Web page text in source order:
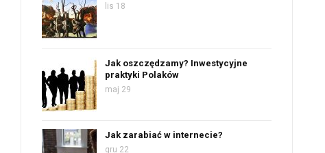
lis 18
Jak oszczędzamy? Inwestycyjne
praktyki Polaków
maj 29
Jak zarabiać w internecie?
gru 22